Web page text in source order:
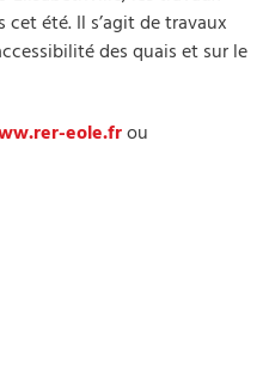
été. Il s’agit de travaux
des quais et sur le
eole.frou